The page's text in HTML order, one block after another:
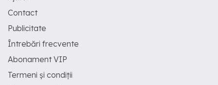
Contact
Publicitate
Întrebări frecvente
Abonament VIP
Termeni și condiții